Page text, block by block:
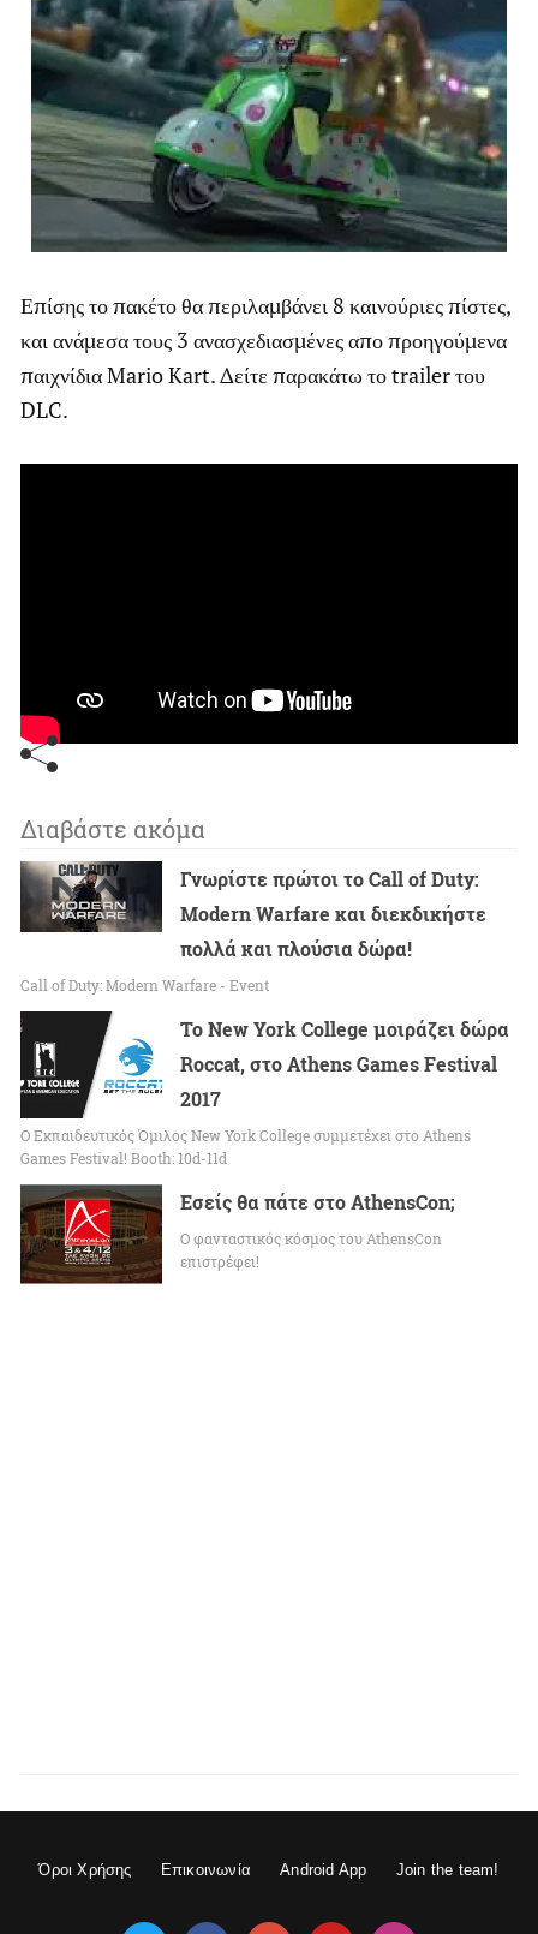
Επίσης το πακέτο θα περιλαμβάνει 8 καινούριες πίστες,
και ανάμεσα τους 3 ανασχεδιασμένες απο προηγούμενα
παιχνίδια Mario Kart. Δείτε παρακάτω το trailer του
DLC.
Διαβάστε ακόμα
Γνωρίστε πρώτοι το Call of Duty:
Modern Warfare και διεκδικήστε
πολλά και πλούσια δώρα!
Call of Duty: Modern Warfare - Event
Το New York College μοιράζει δώρα
Roccat, στο Athens Games Festival
2017
O Εκπαιδευτικός Όμιλος New York College συμμετέχει στο Athens
Games Festival! Booth: 10d-11d
Εσείς θα πάτε στο AthensCon;
O φανταστικός κόσμος του AthensCon
επιστρέφει!
Όροι Χρήσης Επικοινωνία Android App Join the team!